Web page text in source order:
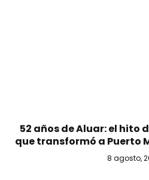
52 años de Aluar: el hito
que transformó a Puerto
8 agosto,